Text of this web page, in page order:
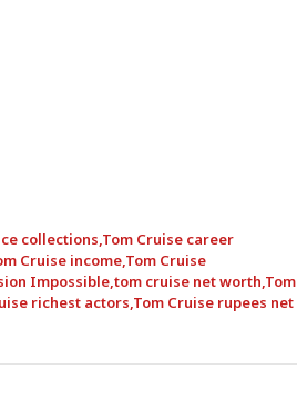
collections,Tom Cruise career
Cruise income,Tom Cruise
Impossible,tom cruise net worth,Tom
richest actors,Tom Cruise rupees net